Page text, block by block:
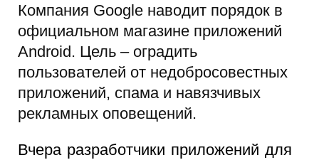
Компания Google наводит порядок в
официальном магазине приложений
Android. Цель – оградить
пользователей от недобросовестных
приложений, спама и навязчивых
рекламных оповещений.
Вчера разработчики приложений для